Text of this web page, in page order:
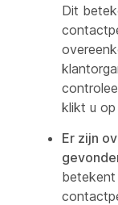
Dit
klikt u op
Er zijn